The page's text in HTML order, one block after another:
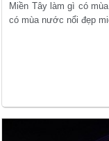
Miền Tây làm gì có
có mùa nước nổi đẹp